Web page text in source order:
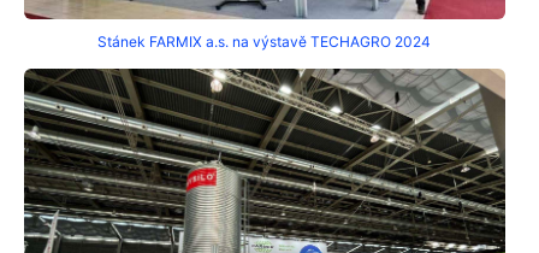
Stánek FARMIX a.s. na výstavě TECHAGRO 2024